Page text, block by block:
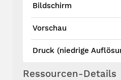
Bildschirm
Vorschau
Druck (niedrige
Ressourcen-Details